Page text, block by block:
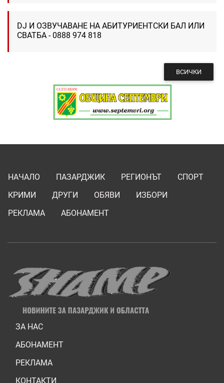
DJ И ОЗВУЧАВАНЕ НА АБИТУРИЕНТСКИ БАЛ ИЛИ
СВАТБА - 0888 974 818
ВСИЧКИ
НАЧАЛО ПАЗАРДЖИК РЕГИОНЪТ
СПОРТ
КРИМИ
ДРУГИ ОБЯВИ
ИЗБОРИ
РЕКЛАМА
АБОНАМЕНТ
ЗА НАС
АБОНАМЕНТ
РЕКЛАМА
КОНТАКТИ